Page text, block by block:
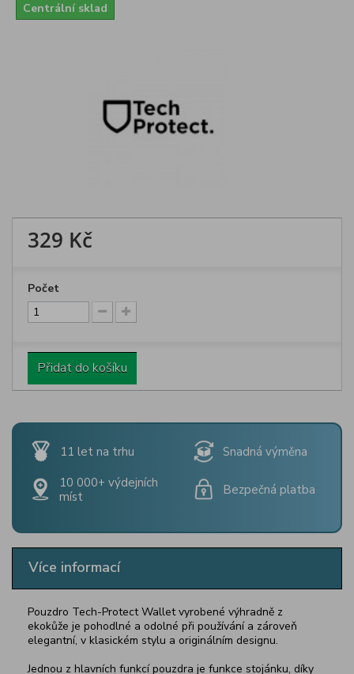
Centrální sklad
329 Kč
Počet
Přidat do košíku
11 let na trhu
Snadná výměna
10 000+ výdejních
míst
Bezpečná platba
Více informací
Pouzdro Tech-Protect Wallet vyrobené výhradně z
ekokůže je pohodlné a odolné při používání a zároveň
elegantní, v klasickém stylu a originálním designu.
Jednou z hlavních funkcí pouzdra je funkce stojánku, díky